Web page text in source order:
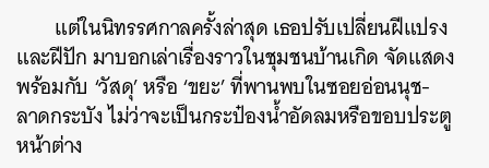
แต่ในนิทรรศกาลครั้งล่าสุด เธอปรับเปลี่ยนฝีแปรง
และฝีปัก มาบอกเล่าเรื่องราวในชุมชนบ้านเกิด จัดแสดง
พร้อมกับ ‘วัสดุ’ หรือ ‘ขยะ’ ที่พานพบในซอยอ่อนนุช-
ลาดกระบัง ไม่ว่าจะเป็นกระป๋องน้ำอัดลมหรือขอบประตู
หน้าต่าง